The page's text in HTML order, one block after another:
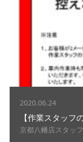
2020.06.24
【作業スタッフ
京都八幡店スタッフ